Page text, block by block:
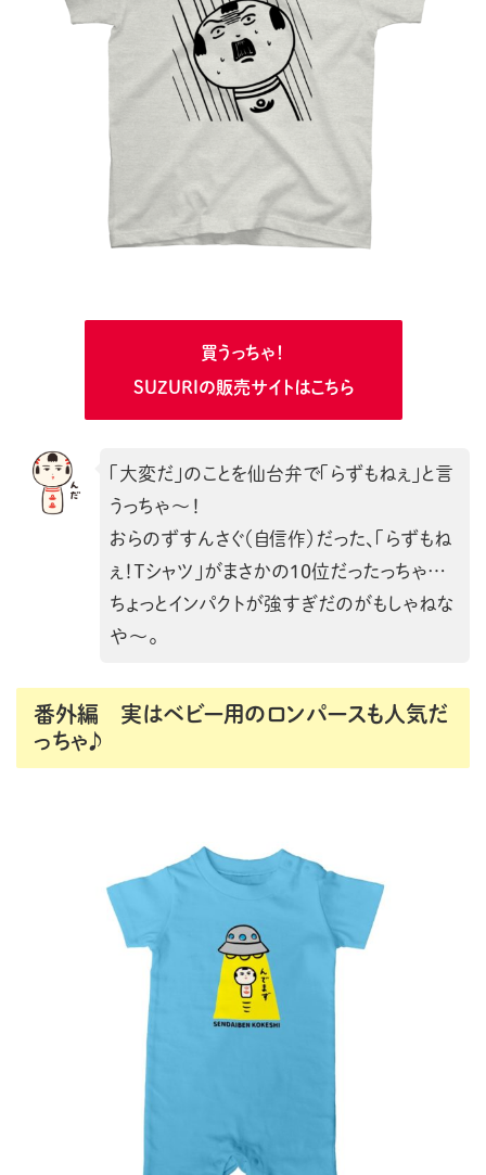
買うっちゃ！
SUZURIの販売サイトはこちら
「大変だ」のことを仙台弁で「らずもねぇ」と言
うっちゃ〜！
おらのずすんさぐ（自信作）だった、「らずもね
ぇ！Tシャツ」がまさかの10位だったっちゃ…
ちょっとインパクトが強すぎだのがもしゃねな
や〜。
番外編 実はベビー用のロンパースも人気だ
っちゃ♪